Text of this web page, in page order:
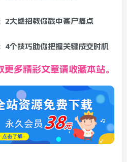
2大绝招教你戳中客户痛点
4个技巧助你把握关键成交时机
多精彩文章请收藏本站。